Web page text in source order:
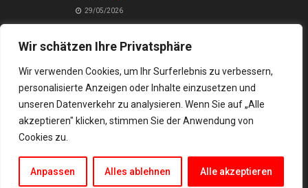
Wir schätzen Ihre Privatsphäre
Wir verwenden Cookies, um Ihr Surferlebnis zu verbessern,
personalisierte Anzeigen oder Inhalte einzusetzen und
unseren Datenverkehr zu analysieren. Wenn Sie auf „Alle
akzeptieren" klicken, stimmen Sie der Anwendung von
Cookies zu.
Anpassen Alles ablehnen Alle akzeptieren
29/05/2026
Apfelkuchen mit nur 3 Äpfel und in 10 Minuten,
macht mich verrückt
28/09/2025
Kontakt Datenschutz
© 2024 Besten rezepte und tipps